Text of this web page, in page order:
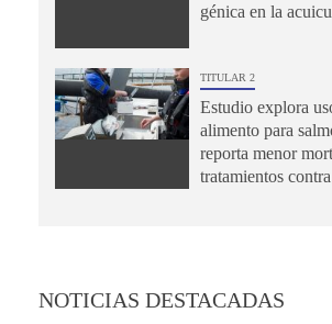
génica en la
TITULAR 2
Estudio explora
alimento para
reporta menor
tratamientos
NOTICIAS DESTACADAS